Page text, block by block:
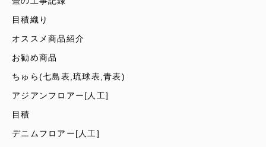
目積織り
オススメ商品紹介
お勧め商品
ちゅら(七島表,琉球表,青表)
アジアンフロアー[人工]
目積
デニムフロアー[人工]